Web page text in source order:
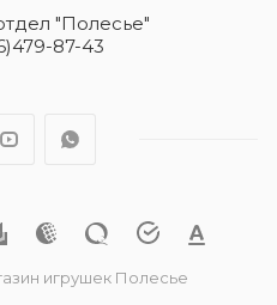
"Полесье"
87-43
игрушек Полесье